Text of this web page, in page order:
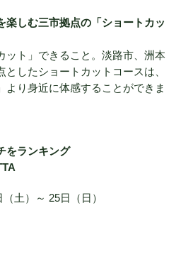
しむ三市拠点の「ショートカッ
ット」できること。淡路市、洲本
したショートカットコースは、
より身近に体感することができま
をランキング
土）～ 25日（日）